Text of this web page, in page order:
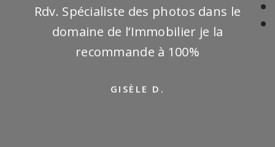
Rdv. Spécialiste des photos dans le
domaine de l’Immobilier je la
recommande à 100%
GISÈLE D.